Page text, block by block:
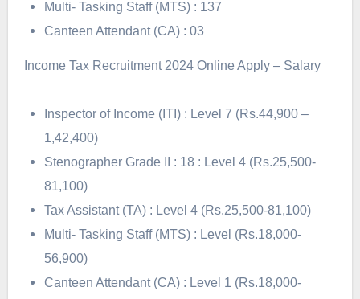
Multi- Tasking Staff (MTS) : 137
Canteen Attendant (CA) : 03
Income Tax Recruitment 2024 Online Apply – Salary
Inspector of Income (ITI) : Level 7 (Rs.44,900 –
1,42,400)
Stenographer Grade II : 18 : Level 4 (Rs.25,500-
81,100)
Tax Assistant (TA) : Level 4 (Rs.25,500-81,100)
Multi- Tasking Staff (MTS) : Level (Rs.18,000-
56,900)
Canteen Attendant (CA) : Level 1 (Rs.18,000-